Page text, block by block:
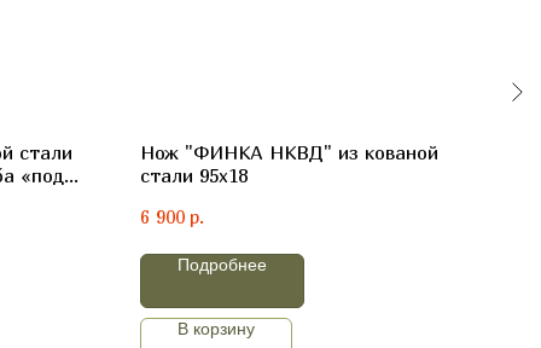
стали
«под
Нож "ФИНКА НКВД" из кованой
стали 95х18
6 900 р.
Подробнее
В корзину